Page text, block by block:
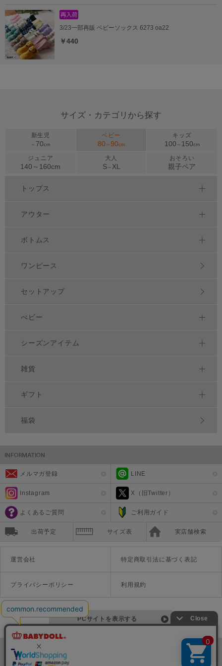
3/23一部再販 ベビーソックス 6273 oa22
￥440
サイズ・カテゴリから探す
新生児
～ 70cm
ベビー
80 ～90cm
キッズ
100 ～ 150cm
ジュニア
140～ 160cm
大人
S～ XL
おそろい
親子ペア
トップス
アウター
ボトムス
ワンピース
セットアップ
べビー
シーズンアイテム
雑貨
ギフト
福袋
メルマガ登録 LINE
Instagram X（旧Twitter）
よくあるご質問 ご利用ガイド
出荷予定 サイズ表 実店舗検索
運営会社 特定商取引法に基づく表記
プライバシーポリシー 利用規約
PCサイトを表示する
©Disney ©Disney/Pixar ©Disney. Based on the "Winnie the Pooh" works by A.A. Milne and E.H. Shepard.